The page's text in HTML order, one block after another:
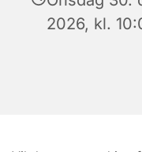
2026, kl.